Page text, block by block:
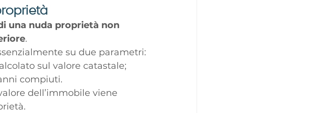
una nuda proprietà non
.
su due parametri:
sul valore catastale;
compiuti.
dell’immobile viene